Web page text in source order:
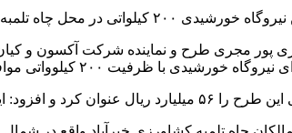
توابع بخش فردوس رفسنجان امروز با حضور فرماندار و مسئولین شهرستان آغاز شد.
خورشیدی با ظرفیت ۲۰۰ کیلوواتی موافقت شد.
اواخر فروردین ماه تحویل داده خواهد شد.